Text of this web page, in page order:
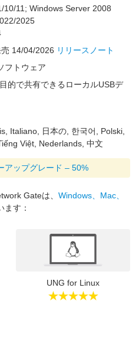
10/11; Windows Server 2008
2025
14/04/2026 リリースノート
フトウェア
的で共有できるローカルUSBデ
Italiano, 日本の, 한국어, Polski,
Việt, Nederlands, 中文
アップグレード – 50%
Gateは、 Windows、Mac、
ます：
UNG for Linux